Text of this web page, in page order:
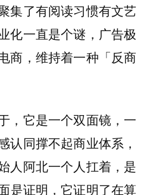
集了有阅读习惯有文艺
化一直是个谜，广告极
商，维持着一种「反商
，它是一个双面镜，一
认同撑不起商业体系，
人阿北一个人扛着，是
是证明，它证明了在算